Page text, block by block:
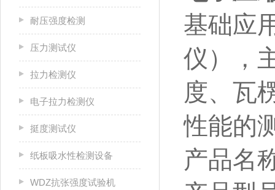
耐压强度检测
压力测试仪
拉力检测仪
电子拉力检测仪
挺度测试仪
纸板吸水性检测设备
WDZ抗张强度试验机
基础应
仪），
度、瓦
性能的
产品名